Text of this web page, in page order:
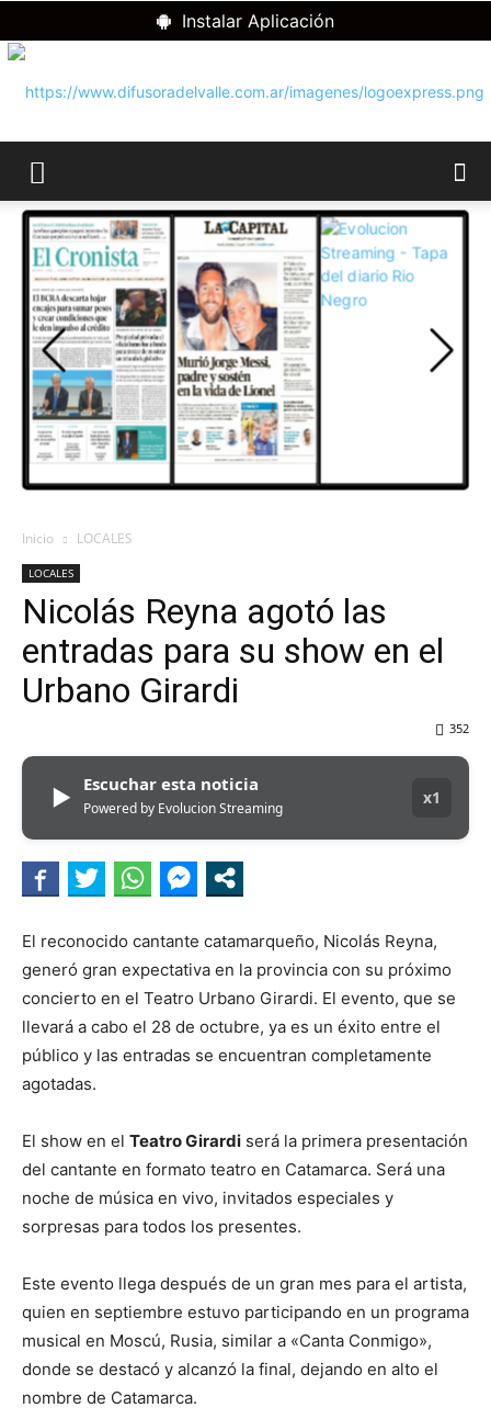
Instalar Aplicación
DIFUSORA
DEL
VALLE
Inicio LOCALES
LOCALES
Nicolás Reyna agotó las
entradas para su show en el
Urbano Girardi
352
▶ Escuchar esta noticia
Powered by Evolucion Streaming
x1
El reconocido cantante catamarqueño, Nicolás Reyna,
generó gran expectativa en la provincia con su próximo
concierto en el Teatro Urbano Girardi. El evento, que se
llevará a cabo el 28 de octubre, ya es un éxito entre el
público y las entradas se encuentran completamente
agotadas.
El show en el Teatro Girardi será la primera presentación
del cantante en formato teatro en Catamarca. Será una
noche de música en vivo, invitados especiales y
sorpresas para todos los presentes.
Este evento llega después de un gran mes para el artista,
quien en septiembre estuvo participando en un programa
musical en Moscú, Rusia, similar a «Canta Conmigo»,
donde se destacó y alcanzó la final, dejando en alto el
nombre de Catamarca.